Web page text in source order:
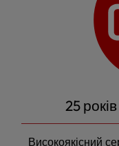
25
Високоякісний